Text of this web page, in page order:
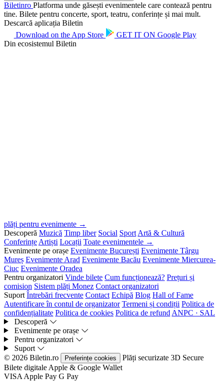
Biletinro Platforma unde găsești evenimentele care contează pentru
tine. Bilete pentru concerte, sport, teatru, conferințe și mai mult.
Descarcă aplicația Biletin
Download on the App Store GET IT ON Google Play
Din ecosistemul Biletin
plăți pentru evenimente →
Descoperă Muzică Timp liber Social Sport Artă & Cultură
Conferințe Artiști Locații Toate evenimentele →
Evenimente pe orașe Evenimente București Evenimente Târgu
Mureș Evenimente Arad Evenimente Bacău Evenimente Miercurea-
Ciuc Evenimente Oradea
Pentru organizatori Vinde bilete Cum funcționează? Prețuri și
comision Sistem plăți Monez Contact organizatori
Suport Întrebări frecvente Contact Echipă Blog Hall of Fame
Autentificare în contul de organizator Termeni și condiții Politica de
confidențialitate Politica de cookies Politica de refund ANPC · SAL
Descoperă
Evenimente pe orașe
Pentru organizatori
Suport
© 2026 Biletin.ro
Preferințe cookies Plăți securizate 3D Secure
Bilete digitale Apple & Google Wallet
VISA Apple Pay G Pay